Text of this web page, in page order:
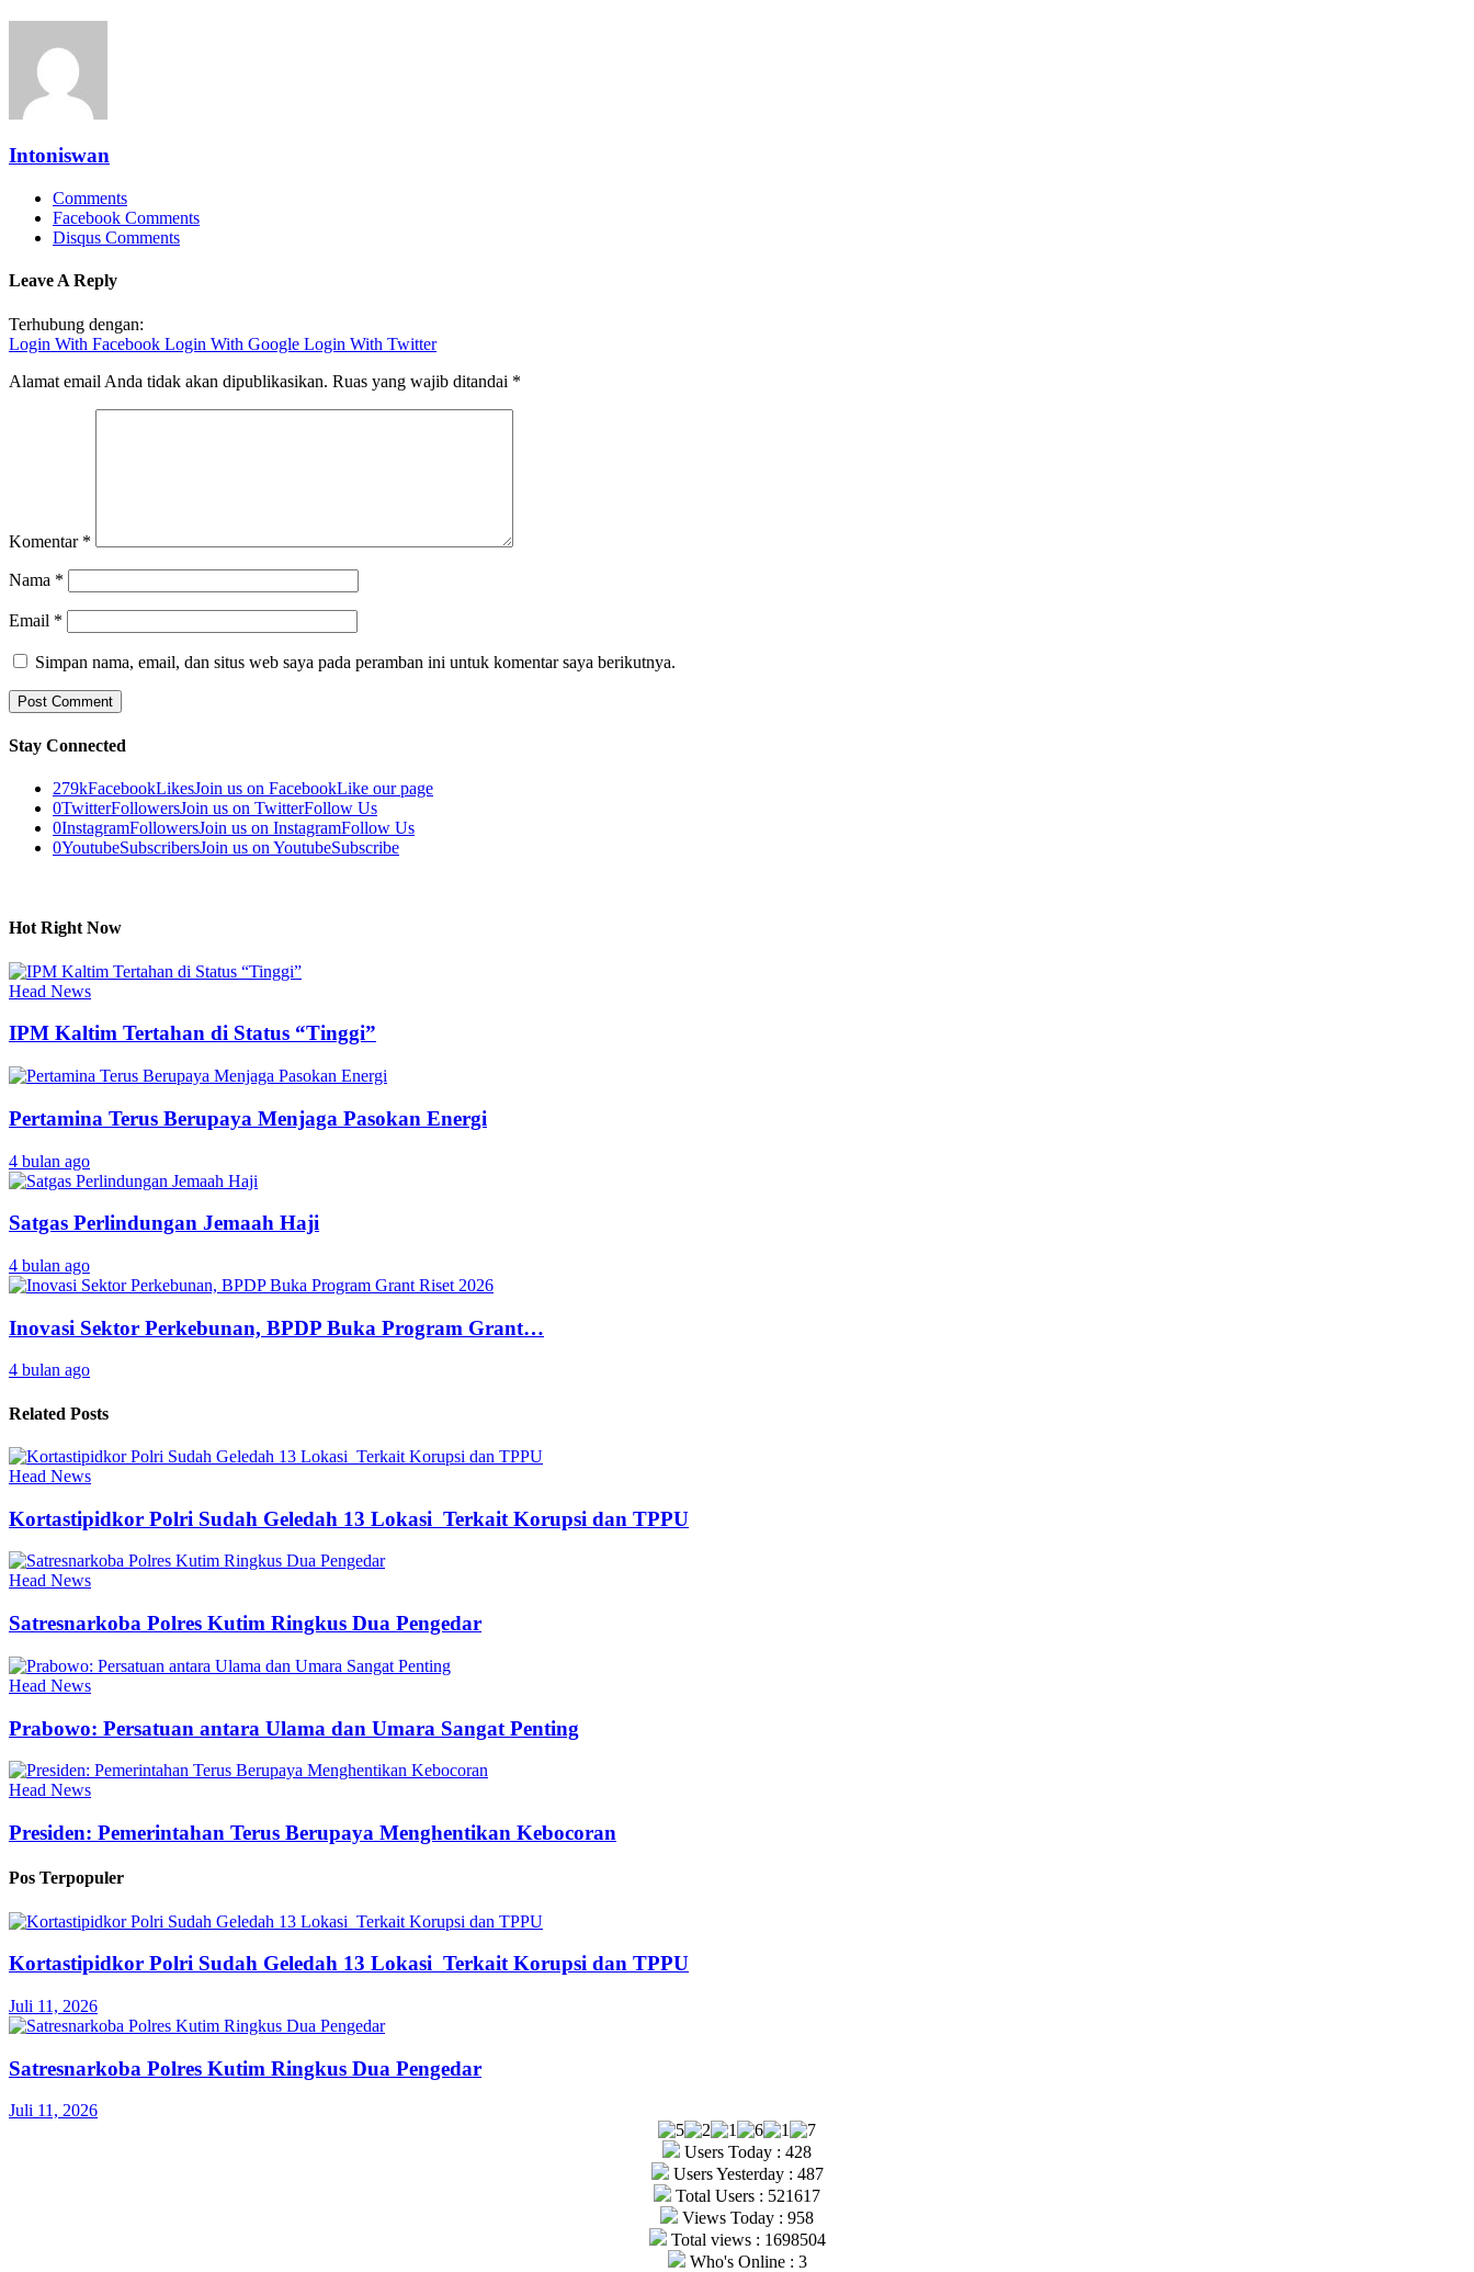
Intoniswan
Comments
Facebook Comments
Disqus Comments
Leave A Reply
Terhubung dengan:
Login With Facebook Login With Google Login With Twitter
Alamat email Anda tidak akan dipublikasikan. Ruas yang wajib ditandai *
Komentar *
Nama *
Email *
Simpan nama, email, dan situs web saya pada peramban ini untuk komentar saya berikutnya.
Stay Connected
279kFacebookLikesJoin us on FacebookLike our page
0TwitterFollowersJoin us on TwitterFollow Us
0InstagramFollowersJoin us on InstagramFollow Us
0YoutubeSubscribersJoin us on YoutubeSubscribe
Hot Right Now
Head News
IPM Kaltim Tertahan di Status “Tinggi”
Pertamina Terus Berupaya Menjaga Pasokan Energi
4 bulan ago
Satgas Perlindungan Jemaah Haji
4 bulan ago
Inovasi Sektor Perkebunan, BPDP Buka Program Grant…
4 bulan ago
Related Posts
Head News
Kortastipidkor Polri Sudah Geledah 13 Lokasi Terkait Korupsi dan TPPU
Head News
Satresnarkoba Polres Kutim Ringkus Dua Pengedar
Head News
Prabowo: Persatuan antara Ulama dan Umara Sangat Penting
Head News
Presiden: Pemerintahan Terus Berupaya Menghentikan Kebocoran
Pos Terpopuler
Kortastipidkor Polri Sudah Geledah 13 Lokasi Terkait Korupsi dan TPPU
Juli 11, 2026
Satresnarkoba Polres Kutim Ringkus Dua Pengedar
Juli 11, 2026
Users Today : 428
Users Yesterday : 487
Total Users : 521617
Views Today : 958
Total views : 1698504
Who's Online : 3